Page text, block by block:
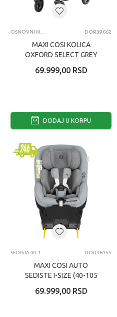
DOR39662
MAXI COSI KOLICA
OXFORD SELECT GREY
69.999,00 RSD
DODAJ U KORPU
DOR36455
MAXI COSI AUTO
SEDISTE I-SIZE (40-105
AUTENTIC GRAPHITE
69.999,00 RSD